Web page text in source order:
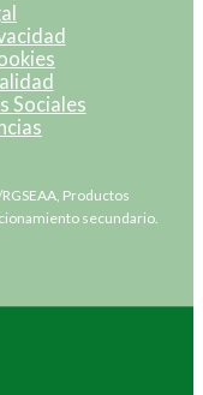
Sociales
Productos
secundario.